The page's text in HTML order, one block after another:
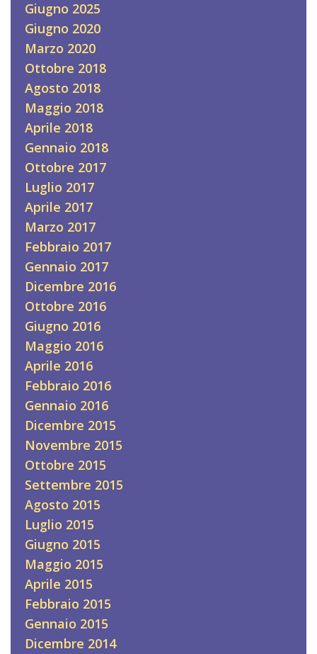
Giugno 2025
Giugno 2020
Marzo 2020
Ottobre 2018
Agosto 2018
Maggio 2018
Aprile 2018
Gennaio 2018
Ottobre 2017
Luglio 2017
Aprile 2017
Marzo 2017
Febbraio 2017
Gennaio 2017
Dicembre 2016
Ottobre 2016
Giugno 2016
Maggio 2016
Aprile 2016
Febbraio 2016
Gennaio 2016
Dicembre 2015
Novembre 2015
Ottobre 2015
Settembre 2015
Agosto 2015
Luglio 2015
Giugno 2015
Maggio 2015
Aprile 2015
Febbraio 2015
Gennaio 2015
Dicembre 2014